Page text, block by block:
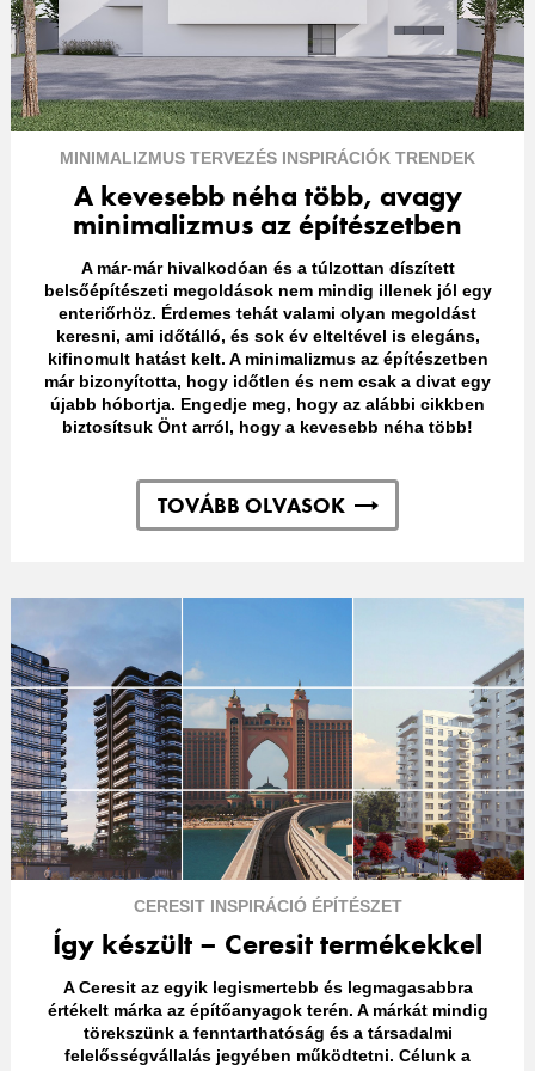
MINIMALIZMUS TERVEZÉS INSPIRÁCIÓK TRENDEK
A kevesebb néha több, avagy
minimalizmus az építészetben
A már-már hivalkodóan és a túlzottan díszített
belsőépítészeti megoldások nem mindig illenek jól egy
enteriőrhöz. Érdemes tehát valami olyan megoldást
keresni, ami időtálló, és sok év elteltével is elegáns,
kifinomult hatást kelt. A minimalizmus az építészetben
már bizonyította, hogy időtlen és nem csak a divat egy
újabb hóbortja. Engedje meg, hogy az alábbi cikkben
biztosítsuk Önt arról, hogy a kevesebb néha több!
TOVÁBB OLVASOK
CERESIT INSPIRÁCIÓ ÉPÍTÉSZET
Így készült – Ceresit termékekkel
A Ceresit az egyik legismertebb és legmagasabbra
értékelt márka az építőanyagok terén. A márkát mindig
törekszünk a fenntarthatóság és a társadalmi
felelősségvállalás jegyében működtetni. Célunk a
Az Ön adatainak feldolgozásáról további információkat talál a láblécben található
adatvédelmi nyilatkozatunkban („Sütik, pixelek, ujjlenyomatok és hasonló technológiák”
című részben). Ön a jövőre nézve bármikor visszavonhatja a hozzájárulását, ha a
láblécben található „Sütik beállítása” menüpont alatt elutasítja a sütik használatát
weboldalunkon. A weboldalon használt sütikkel kapcsolatos további információkért,
különösen azok tárolási időtartamáról, kérjük, tekintse meg az egyes sütikre vonatkozó
részletes információkat, amelyek az alábbi „Sütik beállítása” gombra kattintva érhetők
Ha a „Sütik beállítása” gombra kattint, további információkat talál az adatainak
kezeléséről, a sütik használatáról, és a fenti célok szerint engedélyezheti azok
használatához, valamint személyes adatainak a fent említett célokra történő kezeléséhez.
Ha az „Összes elutasítása” gombra kattint, akkor csak olyan sütiket használunk,
amelyek technikailag szükségesek ahhoz, hogy a weboldalt az Ön számára elérhetővé
tegyük.